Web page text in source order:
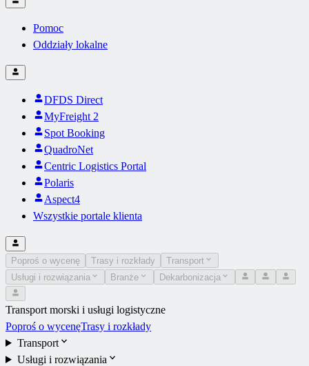
Pomoc
Oddziały lokalne
DFDS Direct
MyFreight 2
Spot Booking
QuadroNet
Centric Logistics Portal
Polaris
Aspect4
Wszystkie portale klienta
Poproś o wycenę Trasy i rozkłady
Transport
Usługi i rozwiązania
Branże Dekarbonizacja
Transport morski i usługi logistyczne
Poproś o wycenęTrasy i rozkłady
Transport
Usługi i rozwiązania